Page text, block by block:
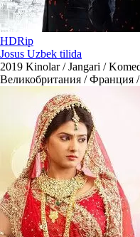
HDRip
Josus Uzbek tilida
2019 Kinolar / Jangari /
Великобритания / Франция